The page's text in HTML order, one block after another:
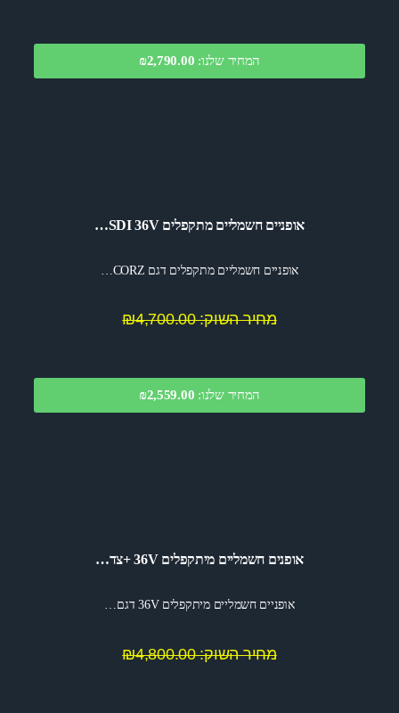
המחיר שלנו: ₪2,790.00
אופניים חשמליים מתקפלים SDI 36V…
אופניים חשמליים מתקפלים דגם CORZ…
מחיר השוק: ₪4,700.00
המחיר שלנו: ₪2,559.00
אופנים חשמליים מיתקפלים 36V +צד…
אופניים חשמליים מיתקפלים 36V דגם…
מחיר השוק: ₪4,800.00